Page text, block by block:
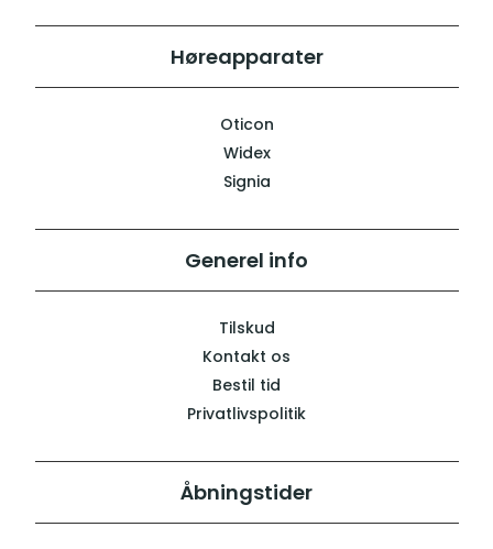
Høreapparater
Oticon
Widex
Signia
Generel info
Tilskud
Kontakt os
Bestil tid
Privatlivspolitik
Åbningstider